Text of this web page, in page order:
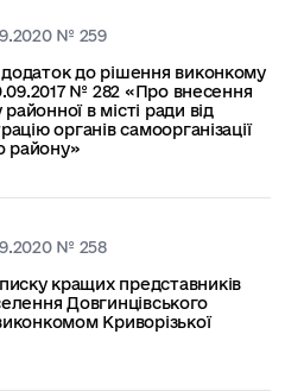
№ 259
до рішення виконкому
№ 282 «Про внесення
в місті ради від
органів самоорганізації
району»
№ 258
кращих представників
Довгинцівського
Криворізької